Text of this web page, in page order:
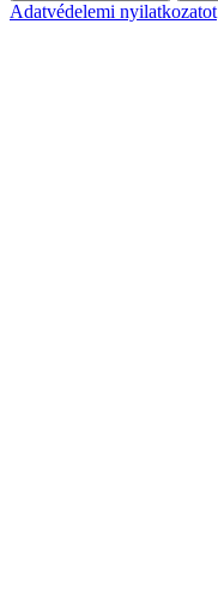
Adatvédelemi nyilatkozatot